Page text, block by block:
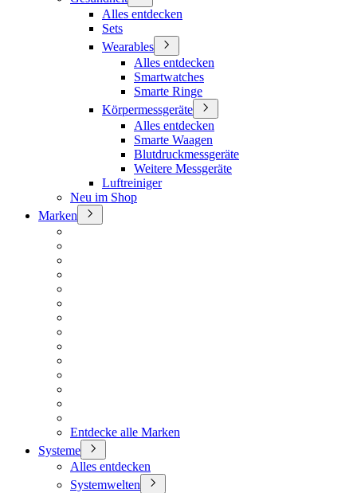
Alles entdecken
Sets
Wearables
Alles entdecken
Smartwatches
Smarte Ringe
Körpermessgeräte
Alles entdecken
Smarte Waagen
Blutdruckmessgeräte
Weitere Messgeräte
Luftreiniger
Neu im Shop
Marken
Entdecke alle Marken
Systeme
Alles entdecken
Systemwelten